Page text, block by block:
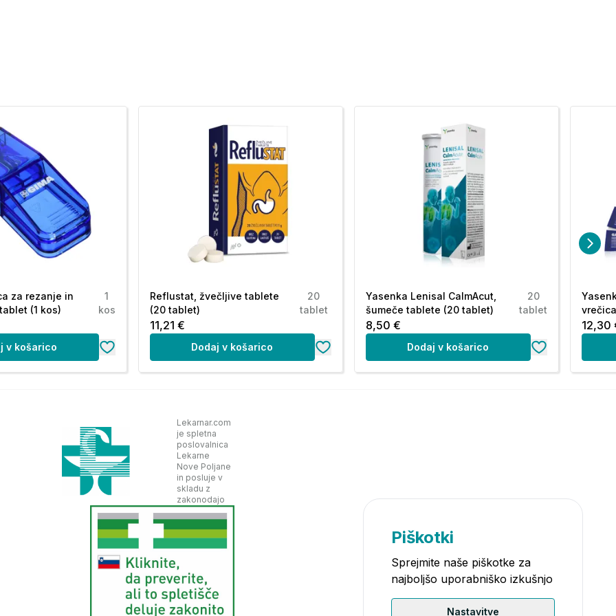
Slovenija, e-mail: info.LJ@salus.eu
za rezanje in
(1 kos)
1
kos
v košarico
Reflustat, žvečljive tablete
(20 tablet)
20
tablet
11,21 €
Dodaj v košarico
Yasenka Lenisal CalmAcut,
šumeče tablete (20 tablet)
20
tablet
8,50 €
Dodaj v košarico
12,30
Lekarnar.com
je spletna
poslovalnica
Lekarne
Nove Poljane
in posluje v
skladu z
zakonodajo
Piškotki
Sprejmite naše piškotke za
najboljšo uporabniško izkušnjo
Nastavitve